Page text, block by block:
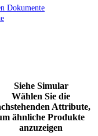
Dokumente
Siehe Simular
Wählen Sie die
Attribute,
ähnliche Produkte
anzuzeigen